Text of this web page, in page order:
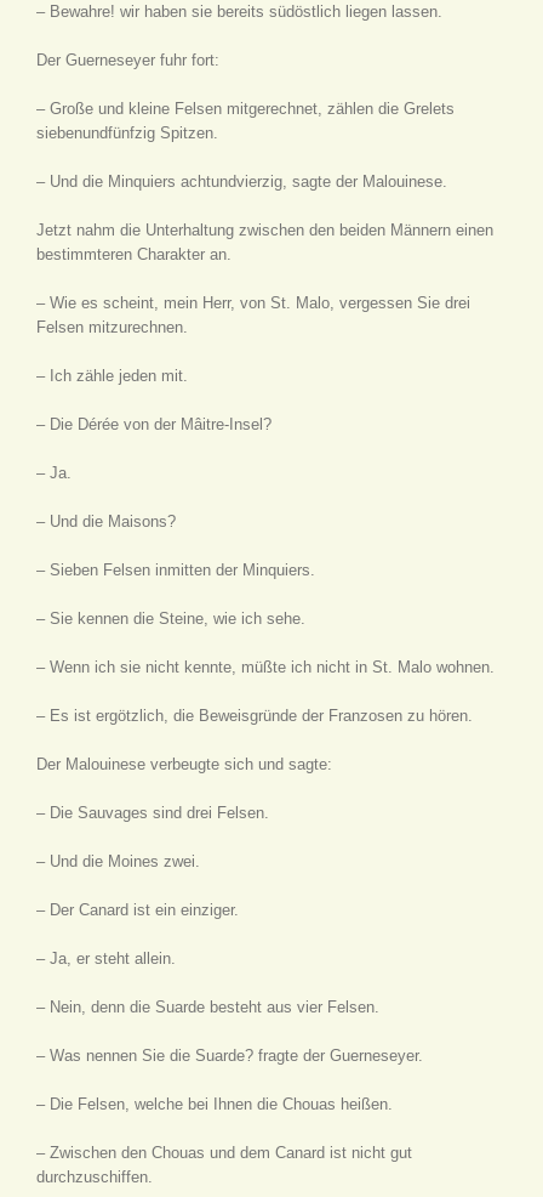
– Bewahre! wir haben sie bereits südöstlich liegen lassen.
Der Guerneseyer fuhr fort:
– Große und kleine Felsen mitgerechnet, zählen die Grelets
siebenundfünfzig Spitzen.
– Und die Minquiers achtundvierzig, sagte der Malouinese.
Jetzt nahm die Unterhaltung zwischen den beiden Männern einen
bestimmteren Charakter an.
– Wie es scheint, mein Herr, von St. Malo, vergessen Sie drei
Felsen mitzurechnen.
– Ich zähle jeden mit.
– Die Dérée von der Mâitre-Insel?
– Ja.
– Und die Maisons?
– Sieben Felsen inmitten der Minquiers.
– Sie kennen die Steine, wie ich sehe.
– Wenn ich sie nicht kennte, müßte ich nicht in St. Malo wohnen.
– Es ist ergötzlich, die Beweisgründe der Franzosen zu hören.
Der Malouinese verbeugte sich und sagte:
– Die Sauvages sind drei Felsen.
– Und die Moines zwei.
– Der Canard ist ein einziger.
– Ja, er steht allein.
– Nein, denn die Suarde besteht aus vier Felsen.
– Was nennen Sie die Suarde? fragte der Guerneseyer.
– Die Felsen, welche bei Ihnen die Chouas heißen.
– Zwischen den Chouas und dem Canard ist nicht gut
durchzuschiffen.